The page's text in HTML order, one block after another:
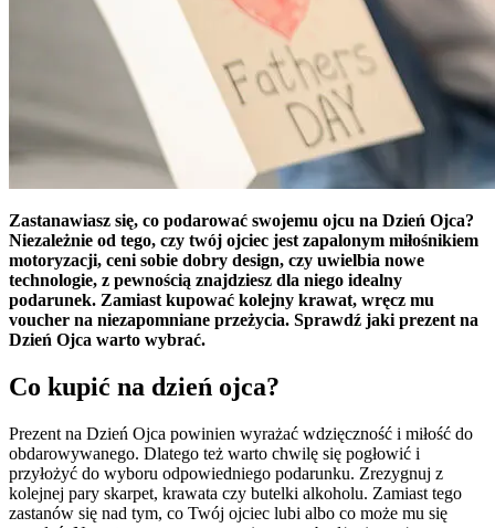
Zastanawiasz się, co podarować swojemu ojcu na Dzień Ojca?
Niezależnie od tego, czy twój ojciec jest zapalonym miłośnikiem
motoryzacji, ceni sobie dobry design, czy uwielbia nowe
technologie, z pewnością znajdziesz dla niego idealny
podarunek. Zamiast kupować kolejny krawat, wręcz mu
voucher na niezapomniane przeżycia. Sprawdź jaki prezent na
Dzień Ojca warto wybrać.
Co kupić na dzień ojca?
Prezent na Dzień Ojca powinien wyrażać wdzięczność i miłość do
obdarowywanego. Dlatego też warto chwilę się pogłowić i
przyłożyć do wyboru odpowiedniego podarunku. Zrezygnuj z
kolejnej pary skarpet, krawata czy butelki alkoholu. Zamiast tego
zastanów się nad tym, co Twój ojciec lubi albo co może mu się